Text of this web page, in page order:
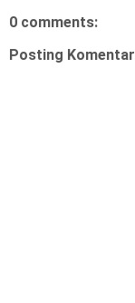
0 comments:
Posting Komentar